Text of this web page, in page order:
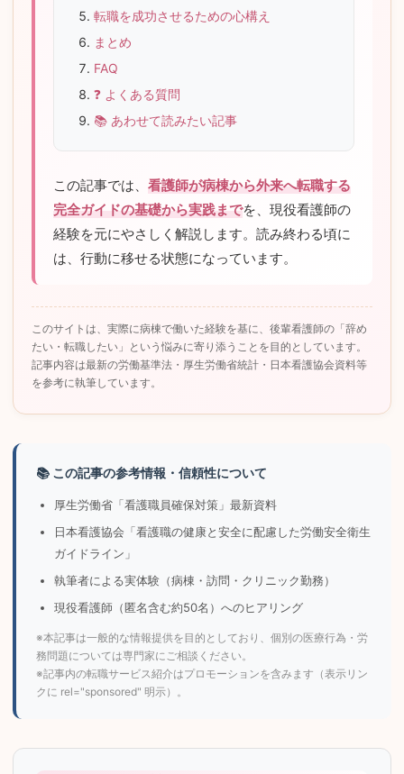
転職を成功させるための心構え
まとめ
FAQ
❓ よくある質問
📚 あわせて読みたい記事
この記事では、 看護師が病棟から外来へ転職する
完全ガイドの基礎から実践までを、現役看護師の
経験を元にやさしく解説します。読み終わる頃に
は、行動に移せる状態になっています。
このサイトは、実際に病棟で働いた経験を基に、後輩看護師の「辞め
たい・転職したい」という悩みに寄り添うことを目的としています。
記事内容は最新の労働基準法・厚生労働省統計・日本看護協会資料等
を参考に執筆しています。
📚 この記事の参考情報・信頼性について
厚生労働省「看護職員確保対策」最新資料
日本看護協会「看護職の健康と安全に配慮した労働安全衛生
ガイドライン」
執筆者による実体験（病棟・訪問・クリニック勤務）
現役看護師（匿名含む約50名）へのヒアリング
※本記事は一般的な情報提供を目的としており、個別の医療行為・労
務問題については専門家にご相談ください。
※記事内の転職サービス紹介はプロモーションを含みます（表示リン
クに rel="sponsored" 明示）。